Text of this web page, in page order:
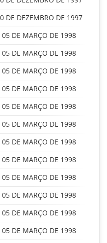
DE DEZEMBRO DE 1997
05 DE MARÇO DE 1998
05 DE MARÇO DE 1998
05 DE MARÇO DE 1998
05 DE MARÇO DE 1998
05 DE MARÇO DE 1998
05 DE MARÇO DE 1998
05 DE MARÇO DE 1998
05 DE MARÇO DE 1998
05 DE MARÇO DE 1998
05 DE MARÇO DE 1998
05 DE MARÇO DE 1998
05 DE MARÇO DE 1998